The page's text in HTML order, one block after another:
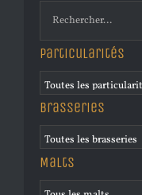
Particularités
Brasseries
Malts